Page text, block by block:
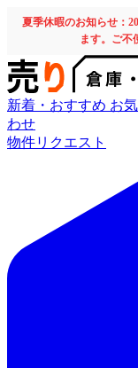
夏季休暇のお知らせ：
ます。ご不
新着・おすすめ お
わせ
物件リクエスト